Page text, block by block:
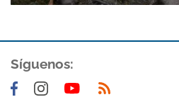
Síguenos: